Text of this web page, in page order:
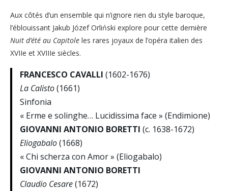
Aux côtés d’un ensemble qui n’ignore rien du style baroque,
l’éblouissant Jakub Józef Orliński explore pour cette dernière
Nuit d’été au Capitole les rares joyaux de l’opéra italien des
XVIIe et XVIIIe siècles.
FRANCESCO CAVALLI (1602-1676)
La Calisto(1661)
Sinfonia
« Erme e solinghe… Lucidissima face » (Endimione)
GIOVANNI ANTONIO BORETTI (c. 1638-1672)
Eliogabalo(1668)
« Chi scherza con Amor » (Eliogabalo)
GIOVANNI ANTONIO BORETTI
Claudio Cesare(1672)